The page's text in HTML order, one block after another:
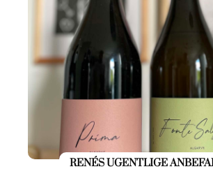
RENÉS UGENTLIGE